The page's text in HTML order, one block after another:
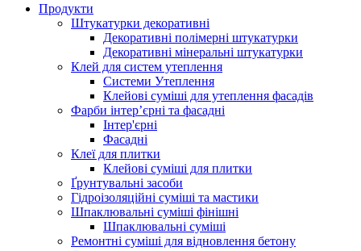
Продукти
Штукатурки декоративні
Декоративні полімерні штукатурки
Декоративні мінеральні штукатурки
Клей для систем утеплення
Системи Утеплення
Клейові суміші для утеплення фасадів
Фарби інтер’єрні та фасадні
Інтер'єрні
Фасадні
Клеї для плитки
Клейові суміші для плитки
Ґрунтувальні засоби
Гідроізоляційні суміші та мастики
Шпаклювальні суміші фінішні
Шпаклювальні суміші
Ремонтні суміші для відновлення бетону